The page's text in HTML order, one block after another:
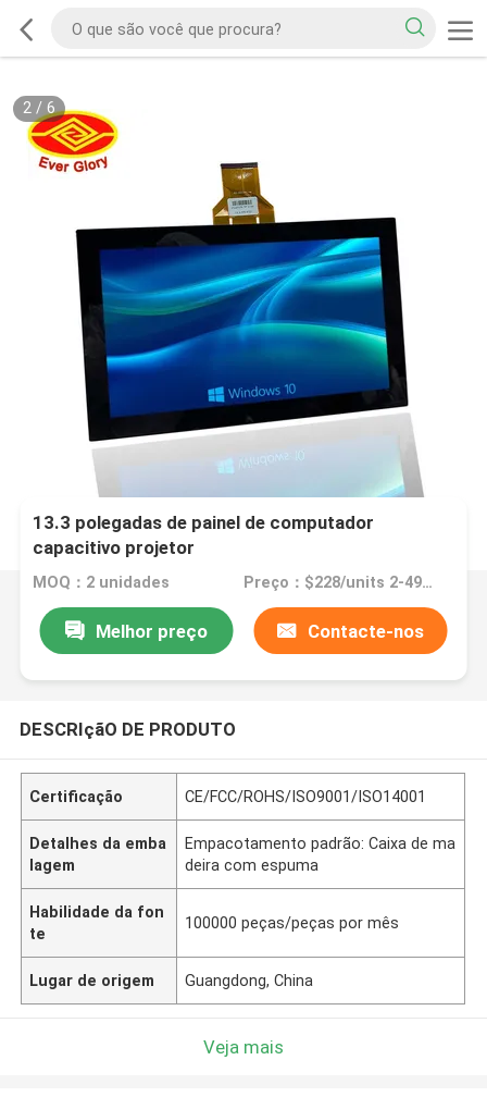
2/ 6
13.3 polegadas de painel de computador
capacitivo projetor
MOQ：2 unidades Preço：$228/units 2-499 units
Melhor preço Contacte-nos
DESCRIçãO DE PRODUTO
Certificação CE/FCC/ROHS/ISO9001/ISO14001
Detalhes da emba
lagem
Empacotamento padrão: Caixa de ma
deira com espuma
Habilidade da fon
te
100000 peças/peças por mês
Lugar de origem Guangdong, China
Veja mais